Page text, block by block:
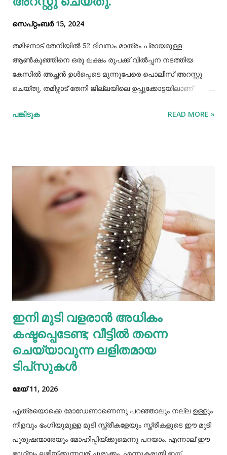
സെപ്റ്റംബർ 15, 2024
തമിഴനാട് തേനിയില്‍ 52 ദിവസം മാത്രം പ്രായമുള്ള
ആണ്‍കുഞ്ഞിനെ ഒരു ലക്ഷം രൂപക്ക് വില്‍പ്പന നടത്തിയ
കേസില്‍ അച്ഛൻ ഉള്‍പ്പെടെ മൂന്നുപേരെ പൊലീസ് അറസ്റ്റു
ചെയ്തു. തമിഴ്നാട് തേനി ജില്ലയിലെ ഉപ്പുക്കോട്ടയിലാണ്
സ്വദേശികളായ ദമ്ബതികളുമാണ് അറസ്റ്റിലായത്. തേനി
സമയവും മദ്യലഹരിയിലും. തന്‍റെ കുഞ്ഞിനെ ഒരു ലക്ഷം
രൂപക്ക് വില്‍പ്പന നടത്തിയതായി അച്ഛൻ
മദ്യലഹരിയിലിരിക്കെ സമീപവാസികളിലൊരാളോട് പറഞ്ഞു.
ഇതോടെയാണ് വിവരം പുറത്തറിഞ്ഞത്. തുടർന്ന്
അയല്‍വാസി പൊലീസിലും ചൈല്‍ഡ് ലൈനിലും വിവരം
അറിയിക്കുകയായിരുന്നു. പൊലീസെത്തി അച്ഛനെയും
അമ്മയെയും മുത്തശ്ശിയെയും ചോദ്യം ചെയ്തു.
മധുരയിലുള്ള ബന്ധുവിന് കുട്ടികളില്ലാത്തതിനാല്‍
വളർത്താൻ ഏല്‍പ്പിച്ചുവെന്നാണ് അച്ഛൻ പൊലീസിനോട്
ആദ്യം പറഞ്ഞത്. പോലീസ് മധുരയിലെത്തി പരിശോധന
നടത്തിയെങ്കിലും കുഞ്ഞ് അവിടെയില്ലെന്ന് കണ്ടെത്തി.
തുടർന്ന് അച്ഛനെ വീണ്ടും വിശദമായി ചോദ്യം ചെയ്തു.
തുടർന്ന് നടത...
പങ്കിടുക READ MORE »
ഇനി മുടി വളരാൻ അധികം
കഷ്ടപ്പെടേണ്ട; വീട്ടിൽ തന്നെ
ചെയ്യാവുന്ന ലളിതമായ
ടിപ്‌സുകൾ
മേയ് 11, 2026
എത്രയൊക്കെ മോഡേണാണെന്നു പറഞ്ഞാലും നല്ല ഉള്ളും
നീളവും ഭംഗിയുമുള്ള മുടി സ്ത്രീകളേയും സ്ത്രീകളുടെ ഈ മുടി
പുരുഷന്മാരേയും മോഹിപ്പിയ്ക്കുമെന്നു പറയാം. എന്നാല് ഈ